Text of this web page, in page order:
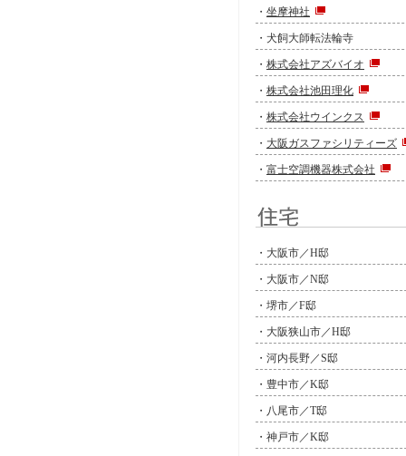
・ 坐摩神社
・犬飼大師転法輪寺
・ 株式会社アズバイオ
・ 株式会社池田理化
・ 株式会社ウインクス
・ 大阪ガスファシリティーズ
・ 富士空調機器株式会社
・大阪市／H邸
・大阪市／N邸
・堺市／F邸
・大阪狭山市／H邸
・河内長野／S邸
・豊中市／K邸
・八尾市／T邸
・神戸市／K邸